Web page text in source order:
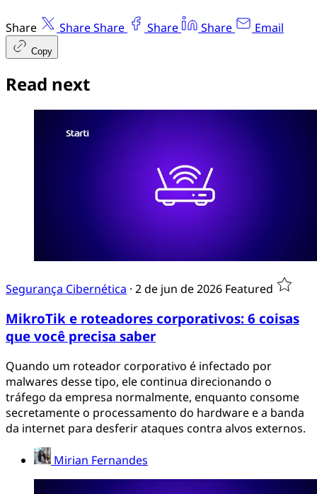
Share ShareShare Share Share Email
Copy
Read next
Segurança Cibernética · 2 de jun de 2026 Featured
MikroTik e roteadores corporativos: 6 coisas
que você precisa saber
Quando um roteador corporativo é infectado por
malwares desse tipo, ele continua direcionando o
tráfego da empresa normalmente, enquanto consome
secretamente o processamento do hardware e a banda
da internet para desferir ataques contra alvos externos.
Mirian Fernandes